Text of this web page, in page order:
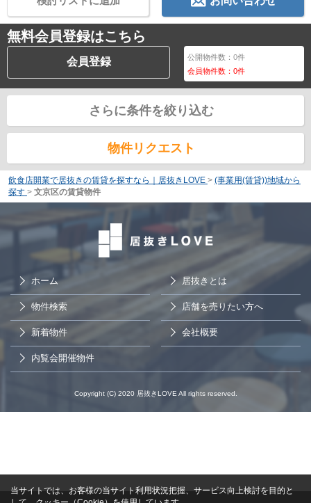
無料会員登録はこちら
会員登録 公開物件数：0件
会員物件数：0件
さらに条件を絞り込む
物件リクエスト
飲食店開業で居抜きの賃貸を探すなら｜居抜きLOVE > (事業用(賃貸))地域から
探す > 文京区の賃貸物件
ホーム 居抜きとは
物件検索 店舗を売りたい方へ
新着物件 会社概要
内覧会開催物件
Copyright (C) 2020 居抜きLOVE All rights reserved.
当サイトでは、お客様の当サイト利用状況把握、サービス向上検討を目的と